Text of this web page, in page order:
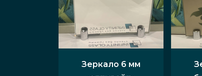
Зеркало 6 мм